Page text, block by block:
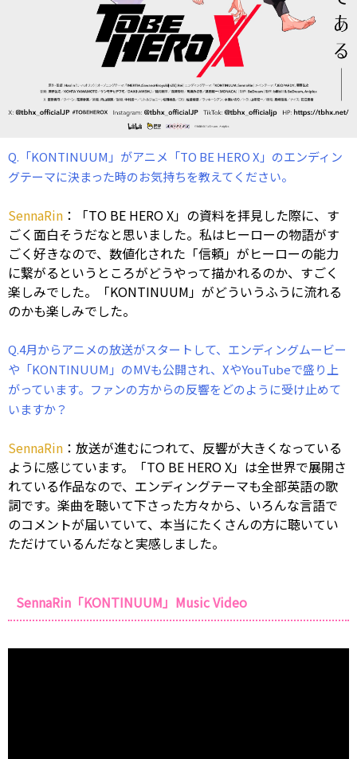
Q.「KONTINUUM」がアニメ「TO BE HERO X」のエンディン
グテーマに決まった時のお気持ちを教えてください。
SennaRin ：「TO BE HERO X」の資料を拝見した際に、す
ごく面白そうだなと思いました。私はヒーローの物語がす
ごく好きなので、数値化された「信頼」がヒーローの能力
に繋がるというところがどうやって描かれるのか、すごく
楽しみでした。「KONTINUUM」がどういうふうに流れる
のかも楽しみでした。
Q.4月からアニメの放送がスタートして、エンディングムービー
や「KONTINUUM」のMVも公開され、XやYouTubeで盛り上
がっています。ファンの方からの反響をどのように受け止めて
いますか？
SennaRin ：放送が進むにつれて、反響が大きくなっている
ように感じています。「TO BE HERO X」は全世界で展開さ
れている作品なので、エンディングテーマも全部英語の歌
詞です。楽曲を聴いて下さった方々から、いろんな言語で
のコメントが届いていて、本当にたくさんの方に聴いてい
ただけているんだなと実感しました。
SennaRin「KONTINUUM」Music Video